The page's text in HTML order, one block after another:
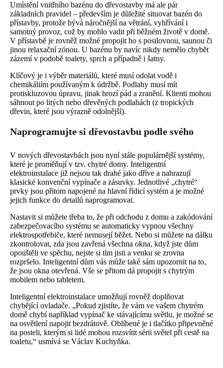
Umístění vnitřního bazénu do dřevostavby má ale pár
základních pravidel – především je důležité situovat bazén do
přístavby, protože bývá náročnější na větrání, vyhřívání i
samotný provoz, což by mohlo vadit při běžném životě v domě.
V přístavbě je rovněž možné propojit ho s posilovnou, saunou či
jinou relaxační zónou. U bazénu by navíc nikdy nemělo chybět
zázemí v podobě toalety, sprch a případně i šatny.
Klíčový je i výběr materiálů, které musí odolat vodě i
chemikáliím používaným k údržbě. Podlahy musí mít
protiskluzovou úpravu, jinak hrozí pád a zranění. Klienti mohou
sáhnout po litých nebo dřevěných podlahách (z tropických
dřevin, které jsou výrazně odolnější).
Naprogramujte si dřevostavbu podle svého
V nových dřevostavbách jsou nyní stále populárnější systémy,
které je proměňují v tzv. chytré domy. Inteligentní
elektroinstalace již nejsou tak drahé jako dříve a nahrazují
klasické konvenční vypínače a zásuvky. Jednotlivé „chytré“
prvky jsou přitom napojené na hlavní řídicí systém a je možné
jejich funkce do detailů naprogramovat.
Nastavit si můžete třeba to, že při odchodu z domu a zakódování
zabezpečovacího systému se automaticky vypnou všechny
elektrospotřebiče, které nemusejí běžet. Nebo si můžete na dálku
zkontrolovat, zda jsou zavřená všechna okna, když jste dům
opouštěli ve spěchu, nejste si tím jisti a venku se zrovna
rozpršelo. Inteligentní dům vás může také sám upozornit na to,
že jsou okna otevřená. Vše se přitom dá propojit s chytrým
mobilem nebo tabletem.
Inteligentní elektroinstalace umožňují rovněž doplňovat
chybějící ovladače. „Pokud zjistíte, že vám ve vašem chytrém
domě chybí například vypínač ke stávajícímu světlu, je možné se
na osvětlení napojit bezdrátově. Oblíbené je i tlačítko připevněné
na posteli, kterým si lidé mohou rozsvítit sérii světel při cestě na
toaletu,“ usmívá se Václav Kuchyňka.